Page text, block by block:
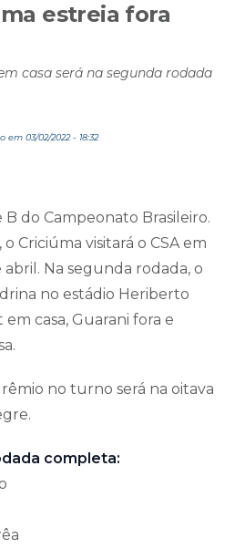
estreia fora
casa será na segunda rodada
em 03/02/2022 - 18:32
B do Campeonato Brasileiro.
Criciúma visitará o CSA em
Na segunda rodada, o
no estádio Heriberto
casa, Guarani fora e
no turno será na oitava
completa: